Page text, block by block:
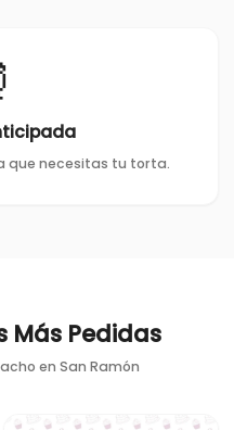
que necesitas tu torta.
Más Pedidas
en San Ramón